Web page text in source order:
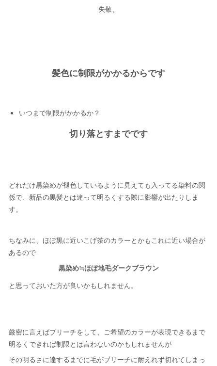
失敬、
髪色に制限がかかるからです
いつまで制限がかかるか？
切り落とすまでです
どれだけ黒染めが褪色しているように見えても入ってる染料の関
係で、新品の黒髪とは違って明るくする際に影響が出たりしま
す。
ちなみに、ほぼ黒に近いこげ茶のカラーとかもこれに近い場合が
あるので
黒染め≒ほぼ地毛ダークブラウン
と思っておいた方が良いかもしれません。
厳密に言えばブリーチをして、ご希望のカラーが表現できるまで
明るくできれば制限とは言わないのかもしれませんが
その明るさに達するまでに毛がブリーチに耐えれず切れてしまっ